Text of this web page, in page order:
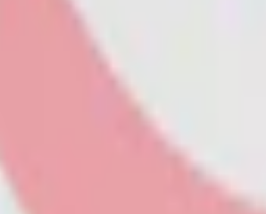
svarar vanligtvis inom 24 timmar på vardagar.